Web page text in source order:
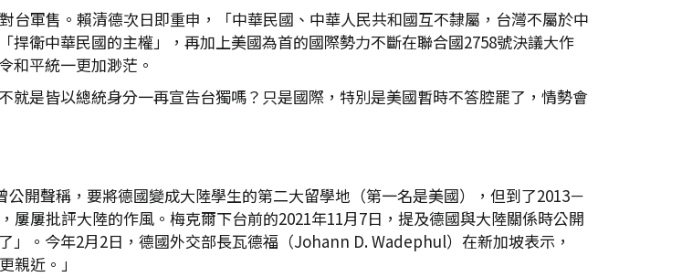
台軍售。賴清德次日即重申，「中華民國、中華人民共和國互不隸屬，台灣不屬於中
衛中華民國的主權」，再加上美國為首的國際勢力不斷在聯合國2758號決議大作
和平統一更加渺茫。
是皆以總統身分一再宣告台獨嗎？只是國際，特別是美國暫時不答腔罷了，情勢會
開聲稱，要將德國變成大陸學生的第二大留學地（第一名是美國），但到了2013－
屢批評大陸的作風。梅克爾下台前的2021年11月7日，提及德國與大陸關係時公開
。今年2月2日，德國外交部長瓦德福（Johann D. Wadephul）在新加坡表示，
親近。」